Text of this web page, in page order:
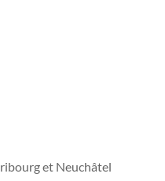
et Neuchâtel